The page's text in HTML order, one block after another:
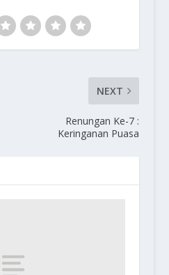
NEXT
Renungan Ke-7 :
Keringanan Puasa